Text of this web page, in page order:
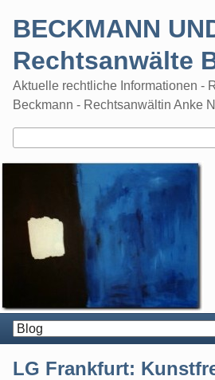
BECKMANN
Rechtsanwälte
Aktuelle rechtliche Informationen -
Beckmann - Rechtsanwältin Anke
LG Frankfurt: